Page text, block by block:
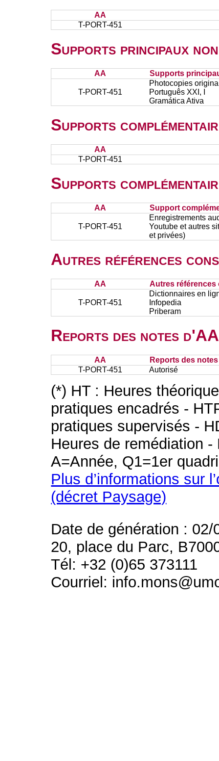
AA
T-PORT-451
Supports principaux
AA Supports
T-PORT-451
Photocopies
Português XXI, I
Gramática Ativa
Supports
AA
T-PORT-451
Supports
AA Support
T-PORT-451
Enregistrements
Youtube et autres
et privées)
Autres références
AA Autres références
T-PORT-451
Dictionnaires en
Infopedia
Priberam
Reports des notes
AA
Reports des
T-PORT-451
Autorisé
(*) HT : Heures
pratiques encadrés -
pratiques supervisés -
Heures de remédiation
A=Année, Q1=1er
Plus d’informations sur
(décret Paysage)
Date de génération : 02/
20, place du Parc,
Tél: +32 (0)65 373111
Courriel: